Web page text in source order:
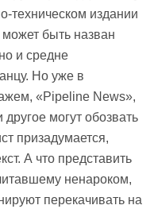
техническом издании
быть назван
и средне
Но уже в
«Pipeline News»,
могут обозвать
призадумается,
А что представить
ненароком,
перекачивать на